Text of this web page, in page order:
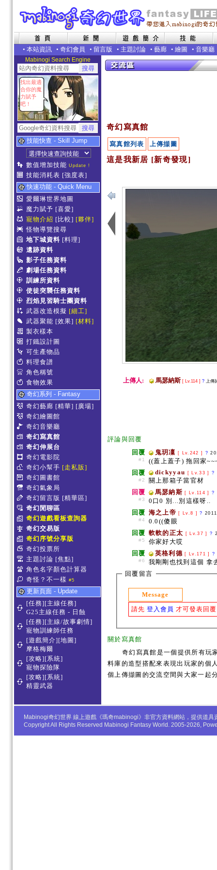
• 本站資訊 • 奇幻會員 • 留言版 • 主題討論 • 藝廊 • 繪圖 • 音樂廳
Mabinogi Search Engine
找出最適
合你的魔
力賦予
吧！
技能快查 - Skill Jump
數值增加技能 Update !
技能消耗表 [強度表]
快速功能 - Quick Menu
愛爾琳世界地圖
魔力賦予 [喜愛]
寵物介紹 [比較] [夥伴]
怪物導覽搜尋
地下城資料 [料理]
遺跡資料
影子任務資料
劇場任務資料
訓練所資料
使徒突襲任務資料
烈焰見習騎士團資料
武器改造模擬 [細工]
武器聚能 [效果] [材料]
製衣樣本
打鐵設計圖
可生產物品
料理食譜
角色稱號
食物效果
奇幻系列 - Fantasy
奇幻藝廊 [精華] [廣場]
奇幻繪圖館
奇幻音樂廳
奇幻寫真館
奇幻伸展台
奇幻電影院
奇幻小幫手 [走私販]
奇幻圖書館
奇幻氣象局
奇幻留言版 [精華區]
奇幻閒聊區
奇幻遊戲看板查詢器
奇幻交易版
奇幻序號分享版
奇幻投票所
主題討論 [焦點]
角色名字顏色計算器
奇怪？不一樣 #5
更新頁面 - Update
[任務][主線任務]
G25主線任務 - 日蝕
[任務][主線/故事劇情]
寵物訓練師任務
[遊戲簡介][地圖]
摩格梅爾
[攻略][系統]
寵物探險隊
[攻略][系統]
精靈武器
奇幻寫真館
寫真館列表 上傳擷圖
這是我新居 [新奇發現]
上傳人: 馬瑟納斯[ Lv.114 ] ? 上傳
評論與回覆
回覆
#1
鬼玥凜 [ Lv.242 ] ?
((蓋上蓋子) 拖回家
回覆
#2
dickyyau [ Lv.33 ] ?
關上那箱子當官材
回覆
#3
馬瑟納斯[ Lv.114 ] ?
0口0 別...別這樣呀..
回覆
#4
海之上帝 [ Lv.8 ]?
0.0((傻眼
回覆
#5
軟軟的正太 [ Lv.37 ] ?
你家好大哎
回覆
#6
英格利德[ Lv.171 ] ?
我剛剛也找到這個 拿
回覆留言
Message
請先 登入會員 才可發表回
關於寫真館
奇幻寫真館是一個提供所有玩
料庫的造型搭配來表現出玩家的個
個上傳擷圖的交流空間與大家一起
Mabinogi奇幻世界 線上遊戲《瑪奇mabinogi》非官方資料網站，提供道
Copyright All Rights Reserved Mabinogi Fantasy World. 2005-2026,